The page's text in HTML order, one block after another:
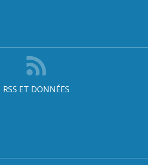
RSS ET DONNÉES